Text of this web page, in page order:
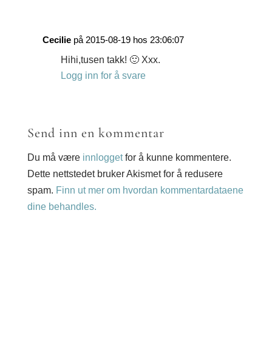
Cecilie på 2015-08-19 hos 23:06:07
Hihi,tusen takk! 🙂 Xxx.
Logg inn for å svare
Send inn en kommentar
Du må være innloggetfor å kunne kommentere.
Dette nettstedet bruker Akismet for å redusere
spam. Finn ut mer om hvordan kommentardataene
dine behandles.